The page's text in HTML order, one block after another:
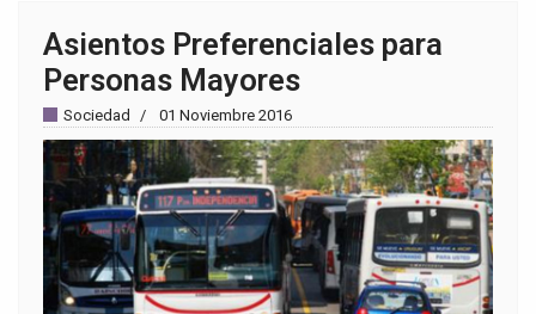
Asientos Preferenciales para
Personas Mayores
Sociedad 01 Noviembre 2016